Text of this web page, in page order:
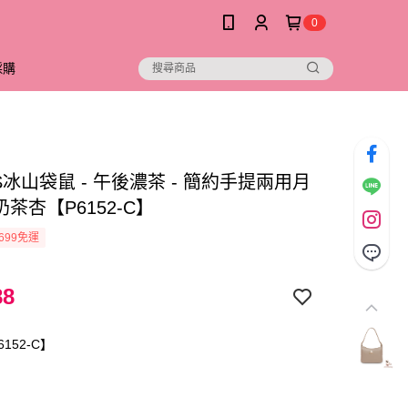
0
購
山袋鼠 - 午後濃茶 - 簡約手提兩用月
茶杏【P6152-C】
免運
C】